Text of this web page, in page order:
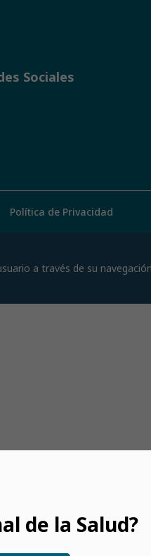
Sociales
Política de Privacidad
a través de su
de la Salud?